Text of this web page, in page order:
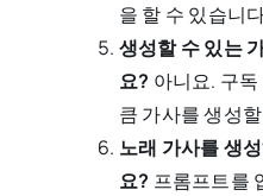
을 할 수 있습니
생성할 수 있는
요? 아니요. 구
큼 가사를 생성
노래 가사를 생
요? 프롬프트를